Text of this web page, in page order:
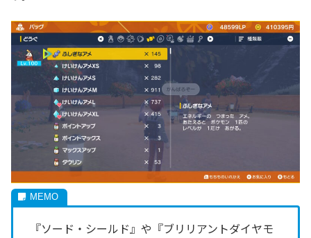
『ソード・シールド』や『ブリリアントダイヤモ